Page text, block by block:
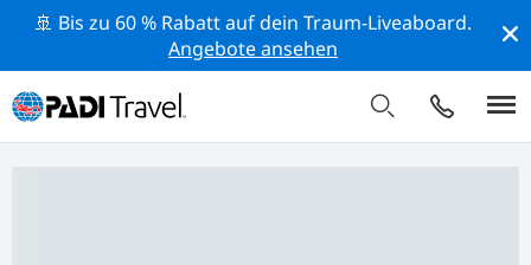
🚢 Bis zu 60 % Rabatt auf dein Traum-Liveaboard.
Angebote ansehen